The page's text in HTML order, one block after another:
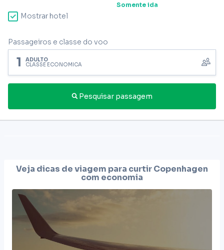
Somente ida
Mostrar hotel
Passageiros e classe do voo
1 ADULTO
CLASSE ECONÔMICA
Pesquisar passagem
Veja dicas de viagem para curtirCopenhagen
com economia